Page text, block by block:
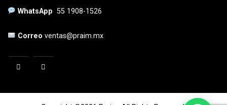
WhatsApp55 1908-1526
Correoventas@praim.mx